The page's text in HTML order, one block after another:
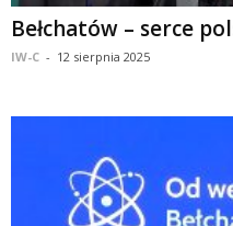
Bełchatów – serce
IW-C - 12 sierpnia 2025